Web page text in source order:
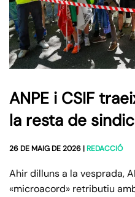
ANPE i CSIF
la resta de
26 DE MAIG DE 2026 |REDACCIÓ
Ahir dilluns a la vesprada,
«microacord» retributiu